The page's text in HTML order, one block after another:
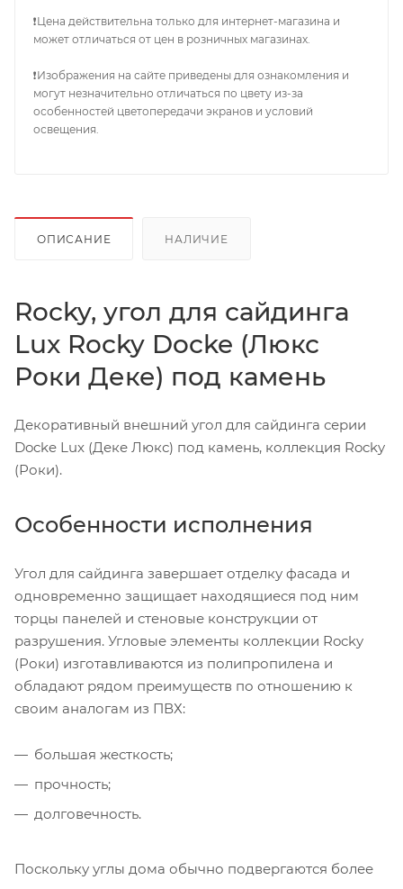
❗Цена действительна только для интернет-магазина и
может отличаться от цен в розничных магазинах.
❗Изображения на сайте приведены для ознакомления и
могут незначительно отличаться по цвету из-за
особенностей цветопередачи экранов и условий
освещения.
ОПИСАНИЕ НАЛИЧИЕ
Rocky, угол для сайдинга
Lux Rocky Docke (Люкс
Роки Деке) под камень
Декоративный внешний угол для сайдинга серии
Docke Lux (Деке Люкс) под камень, коллекция Rocky
(Роки).
Особенности исполнения
Угол для сайдинга завершает отделку фасада и
одновременно защищает находящиеся под ним
торцы панелей и стеновые конструкции от
разрушения. Угловые элементы коллекции Rocky
(Роки) изготавливаются из полипропилена и
обладают рядом преимуществ по отношению к
своим аналогам из ПВХ:
большая жесткость;
прочность;
долговечность.
Поскольку углы дома обычно подвергаются более